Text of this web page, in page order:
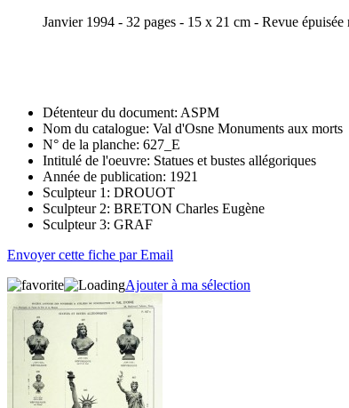
Janvier 1994 - 32 pages - 15 x 21 cm - Revue
Détenteur du document: ASPM
Nom du catalogue: Val d'Osne Monuments aux morts
N° de la planche: 627_E
Intitulé de l'oeuvre: Statues et bustes allégoriques
Année de publication: 1921
Sculpteur 1: DROUOT
Sculpteur 2: BRETON Charles Eugène
Sculpteur 3: GRAF
Envoyer cette fiche par Email
Ajouter à ma sélection